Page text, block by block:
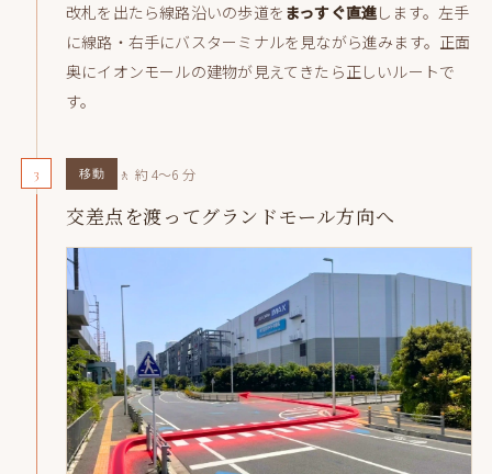
改札を出たら線路沿いの歩道を まっすぐ直進します。左手
に線路・右手にバスターミナルを見ながら進みます。正面
奥にイオンモールの建物が見えてきたら正しいルートで
す。
3 移動 🚶 約 4〜6 分
交差点を渡ってグランドモール方向へ